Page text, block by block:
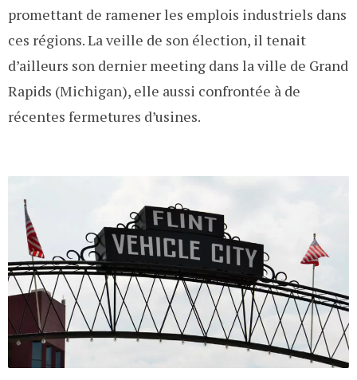
promettant de ramener les emplois industriels dans
ces régions. La veille de son élection, il tenait
d’ailleurs son dernier meeting dans la ville de Grand
Rapids (Michigan), elle aussi confrontée à de
récentes fermetures d’usines.